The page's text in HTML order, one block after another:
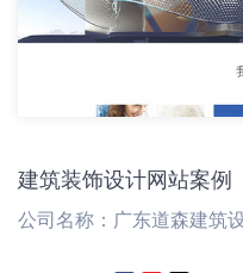
建筑装饰设计网站案例
公司名称：广东道森建筑